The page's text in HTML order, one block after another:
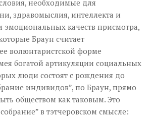
необходимые для
здравомыслия, интеллекта и
эмоциональных качеств присмотра,
Браун считает
волюнтаристской форме
богатой артикуляции социальных
люди состоят с рождения до
индивидов”, по Браун, прямо
обществом как таковым. Это
в тэтчеровском смысле: